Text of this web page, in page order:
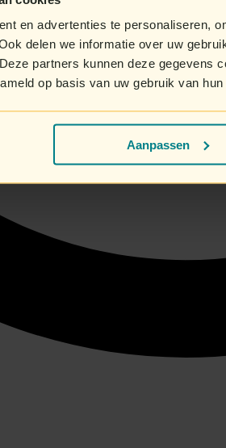
en advertenties te personaliseren,
delen we informatie over uw
partners kunnen deze gegevens
op basis van uw gebruik van
Aanpassen